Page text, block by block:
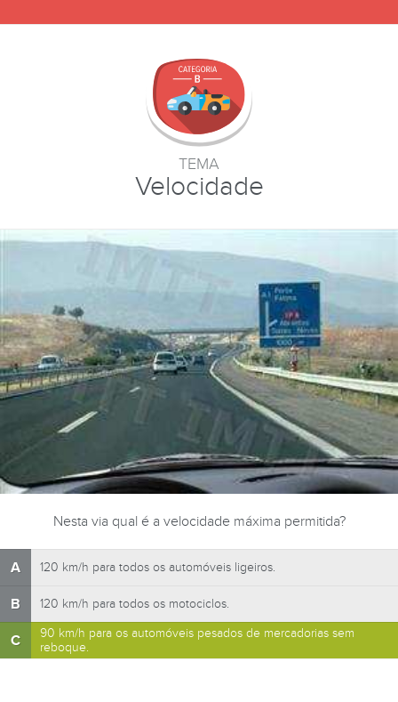
TEMA
Velocidade
Nesta via qual é a velocidade máxima permitida?
A 120 km/h para todos os automóveis ligeiros.
B 120 km/h para todos os motociclos.
C
90 km/h para os automóveis pesados de mercadorias sem
reboque.